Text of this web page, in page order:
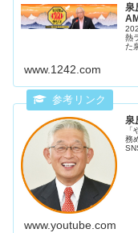
泉
熱
た
www.1242.com
泉
務
www.youtube.com